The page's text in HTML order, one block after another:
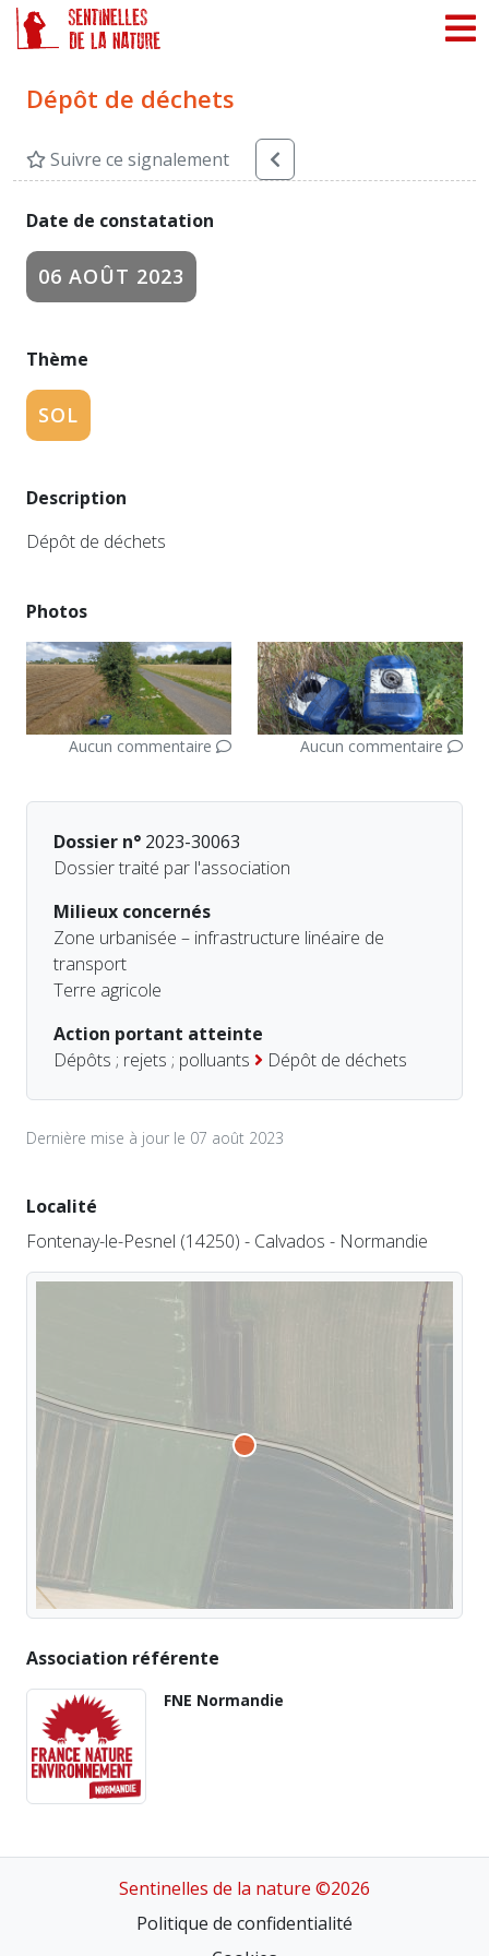
Dépôt de déchets
Suivre ce signalement
Date de constatation
06 AOÛT 2023
Thème
SOL
Description
Dépôt de déchets
Photos
Aucun commentaire Aucun commentaire
Dossier n° 2023-30063
Dossier traité par l'association
Milieux concernés
Zone urbanisée – infrastructure linéaire de
transport
Terre agricole
Action portant atteinte
Dépôts ; rejets ; polluants
Dépôt de déchets
Dernière mise à jour le 07 août 2023
Localité
Fontenay-le-Pesnel (14250) - Calvados - Normandie
Association référente
FNE Normandie
Sentinelles de la nature ©2026
Politique de confidentialité
Panneau de gestion des cookies